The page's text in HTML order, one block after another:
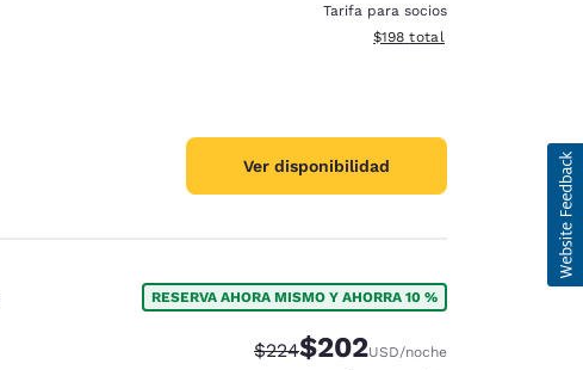
Tarifa para socios
Ver detalles totales
$198 total
Ver disponibilidad
RESERVA AHORA MISMO Y AHORRA 10 %
Tarifa tachada:
$224Tarifa reducida:
$202USD/noche